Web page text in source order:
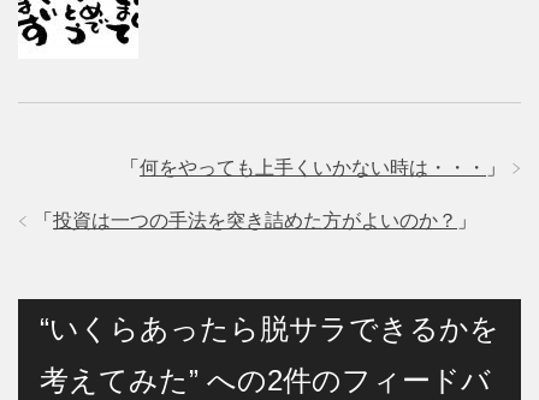
「 何をやっても上手くいかない時は・・・ 」
「 投資は一つの手法を突き詰めた方がよいのか？ 」
“いくらあったら脱サラできるかを
考えてみた” への2件のフィードバ